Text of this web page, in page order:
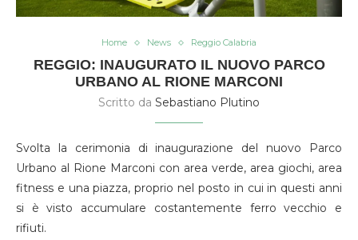
Home News Reggio Calabria
REGGIO: INAUGURATO IL NUOVO PARCO
URBANO AL RIONE MARCONI
Scritto da Sebastiano Plutino
Svolta la cerimonia di inaugurazione del nuovo Parco
Urbano al Rione Marconi con area verde, area giochi, area
fitness e una piazza, proprio nel posto in cui in questi anni
si è visto accumulare costantemente ferro vecchio e
rifiuti.